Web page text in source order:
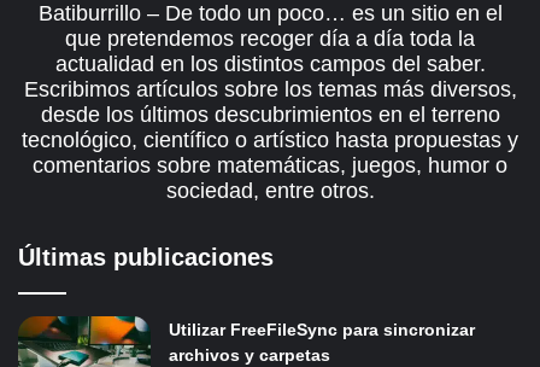
Batiburrillo – De todo un poco… es un sitio en el
que pretendemos recoger día a día toda la
actualidad en los distintos campos del saber.
Escribimos artículos sobre los temas más diversos,
desde los últimos descubrimientos en el terreno
tecnológico, científico o artístico hasta propuestas y
comentarios sobre matemáticas, juegos, humor o
sociedad, entre otros.
Últimas publicaciones
Utilizar FreeFileSync para sincronizar
archivos y carpetas